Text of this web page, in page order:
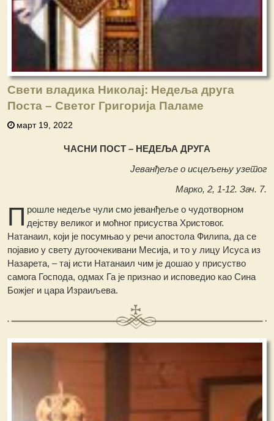
Свети владика Николај: Недеља друга
Поста – Светог Григорија Паламе
март 19, 2022
ЧАСНИ ПОСТ – НЕДЕЉА ДРУГА
Јеванђеље о исцељењу узетог
Марко, 2, 1-12. Зач. 7.
П рошле недеље чули смо јеванђеље о чудотворном
дејству великог и моћног присуства Христовог.
Натанаил, који је посумњао у речи апостола Филипа, да се
појавио у свету дугоочекивани Месија, и то у лицу Исуса из
Назарета, – тај исти Натанаил чим је дошао у присуство
самога Господа, одмах Га је признао и исповедио као Сина
Божјег и цара Израиљева.